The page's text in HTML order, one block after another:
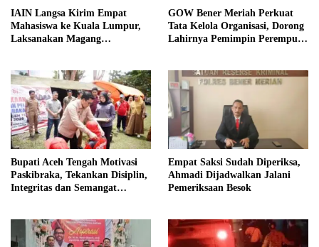
IAIN Langsa Kirim Empat
Mahasiswa ke Kuala Lumpur,
Laksanakan Magang
GOW Bener Meriah Perkuat
Tata Kelola Organisasi, Dorong
Lahirnya Pemimpin Perempuan
Bupati Aceh Tengah Motivasi
Paskibraka, Tekankan Disiplin,
Integritas dan Semangat
Empat Saksi Sudah Diperiksa,
Ahmadi Dijadwalkan Jalani
Pemeriksaan Besok